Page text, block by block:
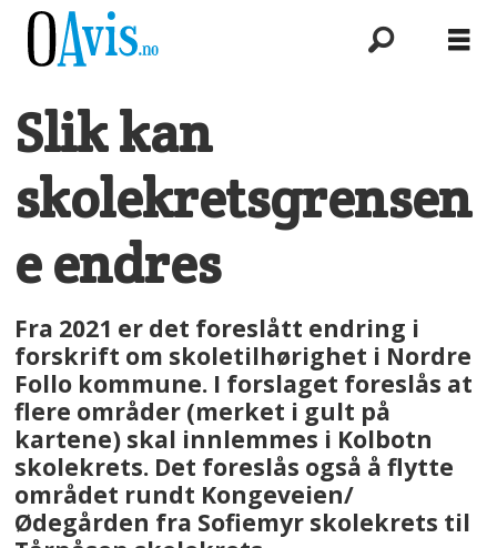
Slik kan
skolekretsgrensen
e endres
Fra 2021 er det foreslått endring i
forskrift om skoletilhørighet i Nordre
Follo kommune. I forslaget foreslås at
flere områder (merket i gult på
kartene) skal innlemmes i Kolbotn
skolekrets. Det foreslås også å flytte
området rundt Kongeveien/
Ødegården fra Sofiemyr skolekrets til